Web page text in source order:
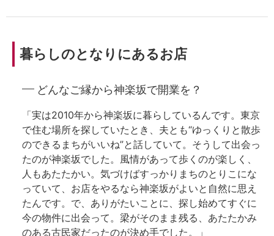
暮らしのとなりにあるお店
どんなご縁から神楽坂で開業を？
「実は2010年から神楽坂に暮らしているんです。東京
で住む場所を探していたとき、夫とも“ゆっくりと散歩
のできるまちがいいね”と話していて。そうして出会っ
たのが神楽坂でした。風情があって歩くのが楽しく、
人もあたたかい。気づけばすっかりまちのとりこにな
っていて、お店をやるなら神楽坂がよいと自然に思え
たんです。で、ありがたいことに、探し始めてすぐに
今の物件に出会って。梁がそのまま残る、あたたかみ
のある古民家だったのが決め手でした。」